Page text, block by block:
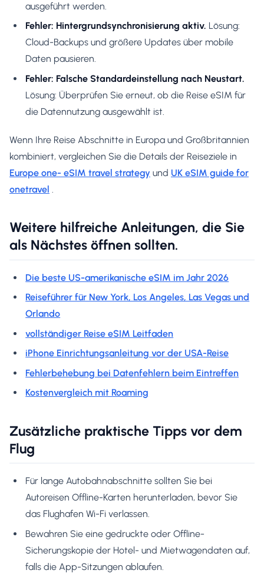
ausgeführt werden.
Fehler: Hintergrundsynchronisierung aktiv. Lösung:
Cloud-Backups und größere Updates über mobile
Daten pausieren.
Fehler: Falsche Standardeinstellung nach Neustart.
Lösung: Überprüfen Sie erneut, ob die Reise eSIM für
die Datennutzung ausgewählt ist.
Wenn Ihre Reise Abschnitte in Europa und Großbritannien
kombiniert, vergleichen Sie die Details der Reiseziele in
Europe one- eSIM travel strategy und UK eSIM guide for
onetravel
Weitere hilfreiche Anleitungen, die Sie
als Nächstes öffnen sollten.
Die beste US-amerikanische eSIM im Jahr 2026
Reiseführer für New York, Los Angeles, Las Vegas und
Orlando
vollständiger Reise eSIM Leitfaden
iPhone Einrichtungsanleitung vor der USA-Reise
Fehlerbehebung bei Datenfehlern beim Eintreffen
Kostenvergleich mit Roaming
Zusätzliche praktische Tipps vor dem
Flug
Für lange Autobahnabschnitte sollten Sie bei
Autoreisen Offline-Karten herunterladen, bevor Sie
das Flughafen Wi-Fi verlassen.
Bewahren Sie eine gedruckte oder Offline-
Sicherungskopie der Hotel- und Mietwagendaten auf,
falls die App-Sitzungen ablaufen.